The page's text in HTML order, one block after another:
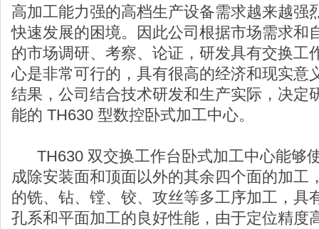
高加工能力强的高档生产设备需求越来越强
快速发展的困境。因此公司根据市场需求和
的市场调研、考察、论证，研发具有交换工
心是非常可行的，具有很高的经济和现实意
结果，公司结合技术研发和生产实际，决定
能的 TH630 型数控卧式加工中心。
TH630 双交换工作台卧式加工中心能够
成除安装面和顶面以外的其余四个面的加工
的铣、钻、镗、铰、攻丝等多工序加工，具
孔系和平面加工的良好性能，由于定位精度